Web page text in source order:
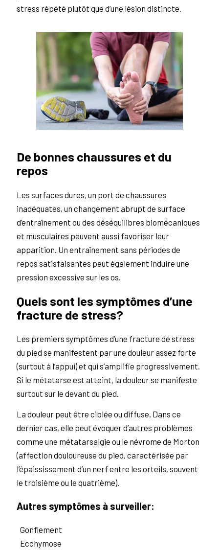
stress répété plutôt que d’une lésion distincte.
De bonnes chaussures et du
repos
Les surfaces dures, un port de chaussures
inadéquates, un changement abrupt de surface
d’entraînement ou des déséquilibres biomécaniques
et musculaires peuvent aussi favoriser leur
apparition. Un entraînement sans périodes de
repos satisfaisantes peut également induire une
pression excessive sur les os.
Quels sont les symptômes d’une
fracture de stress?
Les premiers symptômes d’une fracture de stress
du pied se manifestent par une douleur assez forte
(surtout à l’appui) et qui s’amplifie progressivement.
Si le métatarse est atteint, la douleur se manifeste
surtout sur le devant du pied.
La douleur peut être ciblée ou diffuse. Dans ce
dernier cas, elle peut évoquer d’autres problèmes
comme une métatarsalgie ou le névrome de Morton
(affection douloureuse du pied, caractérisée par
l’épaississement d’un nerf entre les orteils, souvent
le troisième ou le quatrième).
Autres symptômes à surveiller:
Gonflement
Ecchymose